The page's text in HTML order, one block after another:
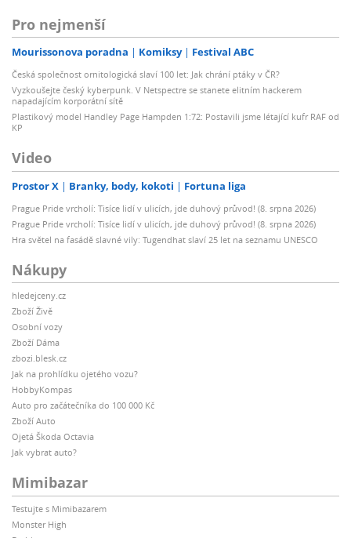
Pro nejmenší
Mourissonova poradna Komiksy Festival ABC
Česká společnost ornitologická slaví 100 let: Jak chrání ptáky v ČR?
Vyzkoušejte český kyberpunk. V Netspectre se stanete elitním hackerem
napadajícím korporátní sítě
Plastikový model Handley Page Hampden 1:72: Postavili jsme létající kufr RAF od
KP
Video
Prostor X Branky, body, kokoti Fortuna liga
Prague Pride vrcholí: Tisíce lidí v ulicích, jde duhový průvod! (8. srpna 2026)
Prague Pride vrcholí: Tisíce lidí v ulicích, jde duhový průvod! (8. srpna 2026)
Hra světel na fasádě slavné vily: Tugendhat slaví 25 let na seznamu UNESCO
Nákupy
hledejceny.cz
Zboží Živě
Osobní vozy
Zboží Dáma
zbozi.blesk.cz
Jak na prohlídku ojetého vozu?
HobbyKompas
Auto pro začátečníka do 100 000 Kč
Zboží Auto
Ojetá Škoda Octavia
Jak vybrat auto?
Mimibazar
Testujte s Mimibazarem
Monster High